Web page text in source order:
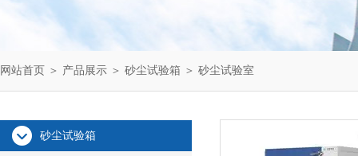
网站首页 ＞ 产品展示 ＞ 砂尘试验箱 ＞ 砂尘试验室
砂尘试验箱